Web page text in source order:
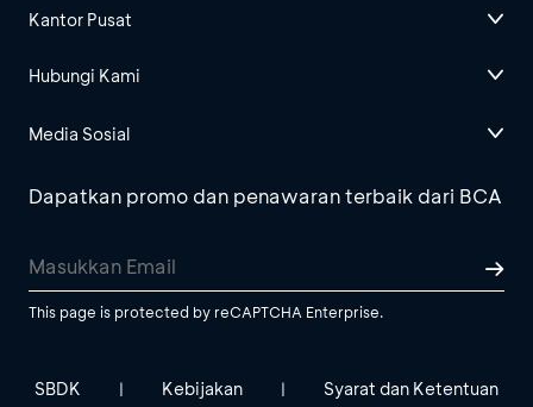
Kantor Pusat
Hubungi Kami
Media Sosial
Dapatkan promo dan penawaran terbaik dari BCA
This page is protected by reCAPTCHA Enterprise.
SBDK | Kebijakan | Syarat dan Ketentuan